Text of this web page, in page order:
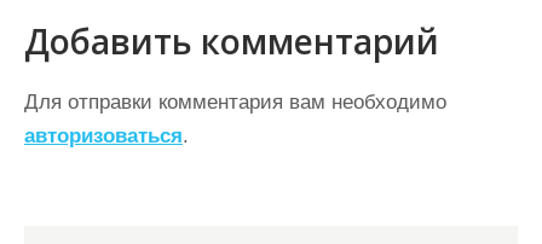
и
г
а
ц
Добавить комментарий
Для отправки комментария вам необходимо
авторизоваться.